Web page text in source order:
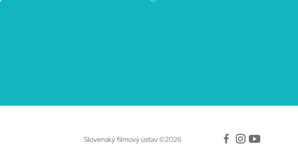
Facebook
Slovenský filmový ústav ©2026